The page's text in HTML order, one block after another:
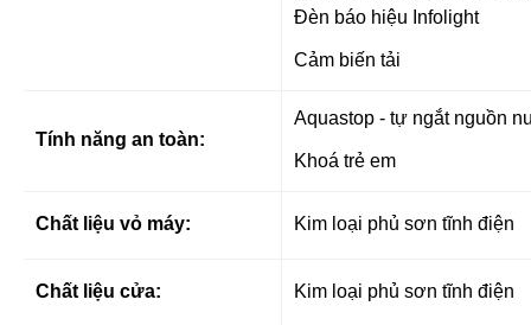
Đèn báo hiệu Infolight
Cảm biến tải
Tính năng an toàn:
Aquastop - tự ngắt nguồn
Khoá trẻ em
Chất liệu vỏ máy: Kim loại phủ sơn tĩnh điện
Chất liệu cửa: Kim loại phủ sơn tĩnh điện